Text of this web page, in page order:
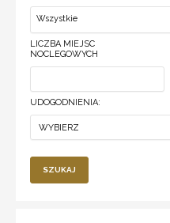
Wszystkie
LICZBA MIEJSC
NOCLEGOWYCH
UDOGODNIENIA:
WYBIERZ
SZUKAJ